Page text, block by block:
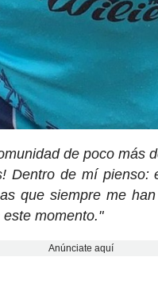
de poco más
Dentro de mí
que siempre me
momento."
Anúnciate aquí